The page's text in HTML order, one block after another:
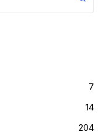
7
14
204